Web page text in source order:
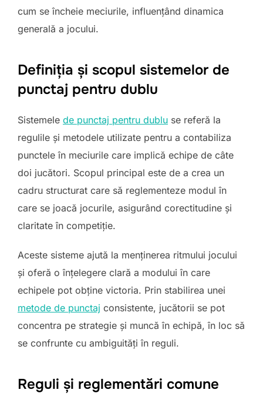
cum se încheie meciurile, influențând dinamica
generală a jocului.
Definiția și scopul sistemelor de
punctaj pentru dublu
Sistemele de punctaj pentru dublu se referă la
regulile și metodele utilizate pentru a contabiliza
punctele în meciurile care implică echipe de câte
doi jucători. Scopul principal este de a crea un
cadru structurat care să reglementeze modul în
care se joacă jocurile, asigurând corectitudine și
claritate în competiție.
Aceste sisteme ajută la menținerea ritmului jocului
și oferă o înțelegere clară a modului în care
echipele pot obține victoria. Prin stabilirea unei
metode de punctaj consistente, jucătorii se pot
concentra pe strategie și muncă în echipă, în loc să
se confrunte cu ambiguități în reguli.
Reguli și reglementări comune